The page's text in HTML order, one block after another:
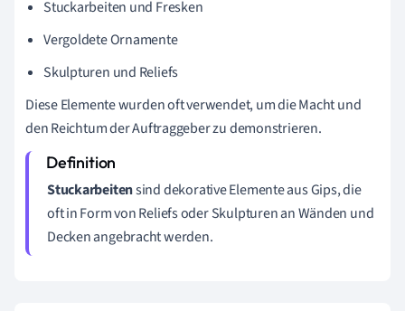
Stuckarbeiten und Fresken
Vergoldete Ornamente
Skulpturen und Reliefs
Diese Elemente wurden oft verwendet, um die Macht und
den Reichtum der Auftraggeber zu demonstrieren.
Stuckarbeitensind dekorative Elemente aus Gips, die
oft in Form von Reliefs oder Skulpturen an Wänden und
Decken angebracht werden.